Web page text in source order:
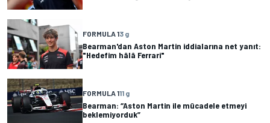
FORMULA 13 g
Bearman'dan Aston Martin iddialarına net yanıt:
"Hedefim hâlâ Ferrari"
FORMULA 111 g
Bearman: “Aston Martin ile mücadele etmeyi
beklemiyorduk”